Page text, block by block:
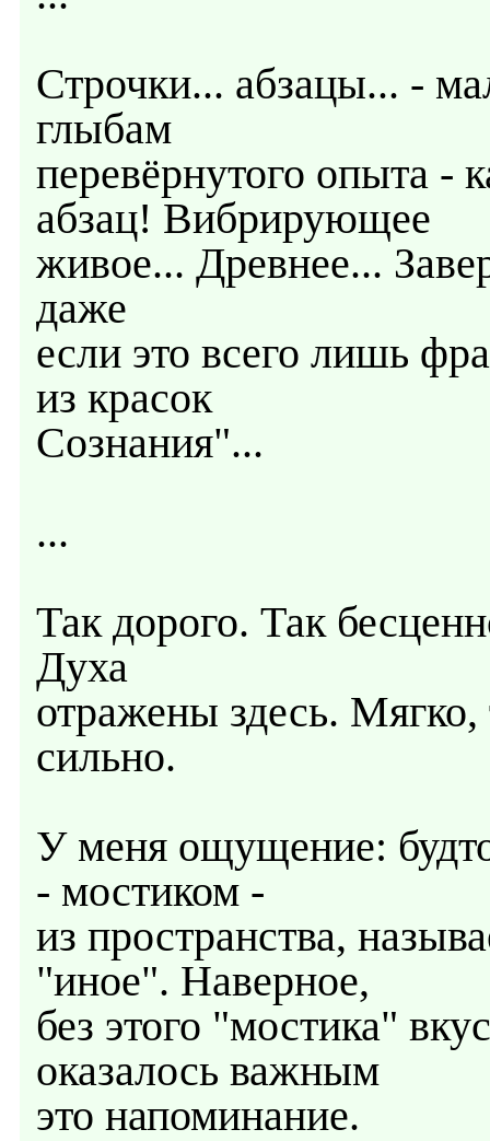
Строчки... абзацы... -
глыбам
перевёрнутого опыта -
абзац! Вибрирующее
живое... Древнее...
даже
если это всего лишь
из красок
Сознания"...
...
Так дорого. Так
Духа
отражены здесь. Мягко,
сильно.
У меня ощущение:
- мостиком -
из пространства,
"иное". Наверное,
без этого "мостика"
оказалось важным
это напоминание.